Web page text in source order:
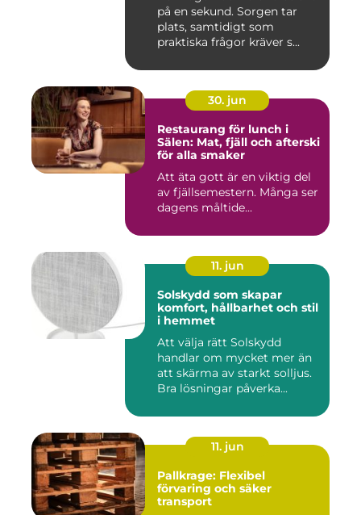
på en sekund. Sorgen tar
plats, samtidigt som
praktiska frågor kräver s...
30. jun
Restaurang för lunch i
Sälen: Mat, fjäll och afterski
för alla smaker
Att äta gott är en viktig del
av fjällsemestern. Många ser
dagens måltide...
11. jun
Solskydd som skapar
komfort, hållbarhet och stil
i hemmet
Att välja rätt Solskydd
handlar om mycket mer än
att skärma av starkt solljus.
Bra lösningar påverka...
11. jun
Pallkrage: Flexibel
förvaring och säker
transport